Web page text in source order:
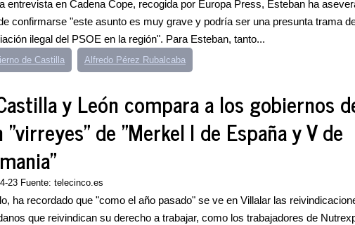
entrevista en Cadena Cope, recogida por Europa Press, Esteban ha
confirmarse "este asunto es muy grave y podría ser una presunta trama
ilegal del PSOE en la región". Para Esteban, tanto...
de Castilla Alfredo Pérez Rubalcaba
y León compara a los gobiernos
"virreyes" de "Merkel I de España y V de
23 Fuente: telecinco.es
ha recordado que "como el año pasado" se ve en Villalar las
que reivindican su derecho a trabajar, como los trabajadores de